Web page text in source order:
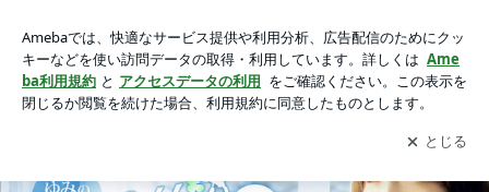
by Amebaアプリをダウンロードして ブログの更新通知
を受け取りまし
ょう。
開く